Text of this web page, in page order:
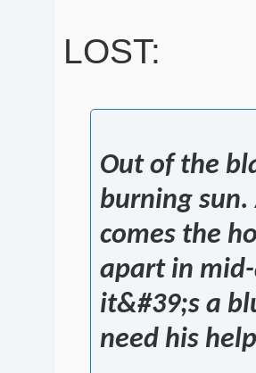
LOST:
Out of the
burning sun.
comes the
apart in
it&#39;s a
need his